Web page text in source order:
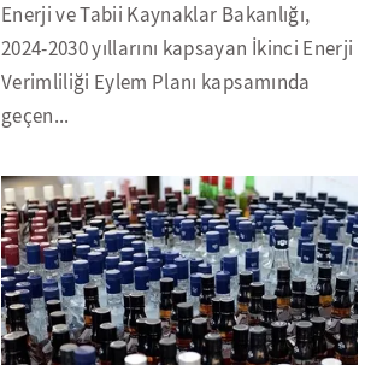
Enerji ve Tabii Kaynaklar Bakanlığı,
2024-2030 yıllarını kapsayan İkinci Enerji
Verimliliği Eylem Planı kapsamında
geçen...